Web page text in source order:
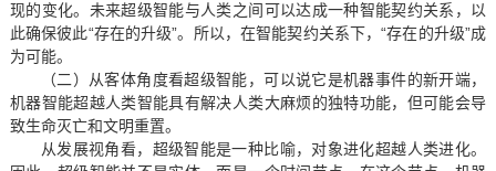
现的变化。未来超级智能与人类之间可以达成一种智能契约关系，以
此确保彼此“存在的升级”。所以，在智能契约关系下，“存在的升级”成
为可能。
（二）从客体角度看超级智能，可以说它是机器事件的新开端，
机器智能超越人类智能具有解决人类大麻烦的独特功能，但可能会导
致生命灭亡和文明重置。
从发展视角看，超级智能是一种比喻，对象进化超越人类进化。